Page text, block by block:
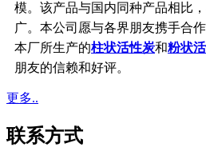
模。该产品与国内同种产品相比
广。本公司愿与各界朋友携手合
本厂所生产的柱状活性炭和粉状
朋友的信赖和好评。
更多..
联系方式